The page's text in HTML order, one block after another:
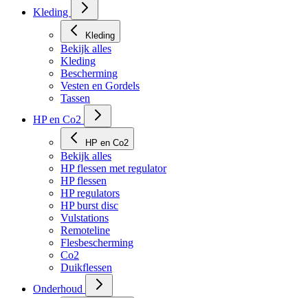
Kleding
Kleding
Bekijk alles
Kleding
Bescherming
Vesten en Gordels
Tassen
HP en Co2
HP en Co2
Bekijk alles
HP flessen met regulator
HP flessen
HP regulators
HP burst disc
Vulstations
Remoteline
Flesbescherming
Co2
Duikflessen
Onderhoud